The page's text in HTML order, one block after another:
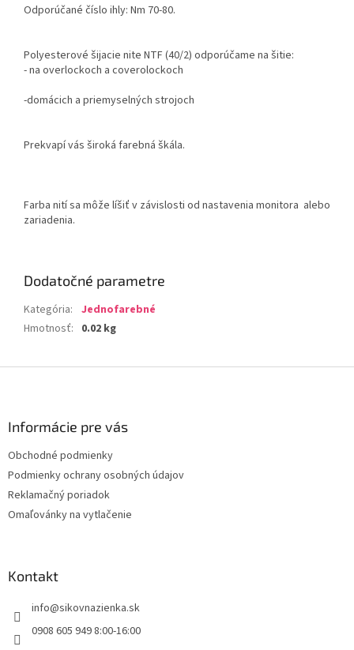
Odporúčané číslo ihly: Nm 70-80.
Polyesterové šijacie nite NTF (40/2) odporúčame na šitie:
- na overlockoch a coverolockoch
-domácich a priemyselných strojoch
Prekvapí vás široká farebná škála.
Farba nití sa môže líšiť v závislosti od nastavenia monitora alebo
zariadenia.
Dodatočné parametre
Kategória: Jednofarebné
Hmotnosť: 0.02 kg
Informácie pre vás
Obchodné podmienky
Podmienky ochrany osobných údajov
Reklamačný poriadok
Omaľovánky na vytlačenie
Kontakt
info@sikovnazienka.sk
0908 605 949 8:00-16:00